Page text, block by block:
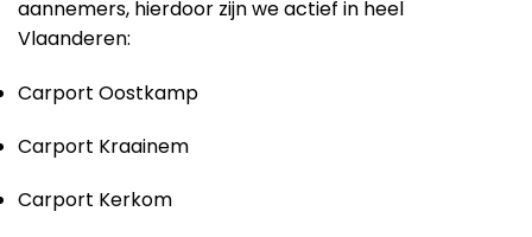
aannemers, hierdoor zijn we actief in heel
Vlaanderen:
Carport Oostkamp
Carport Kraainem
Carport Kerkom